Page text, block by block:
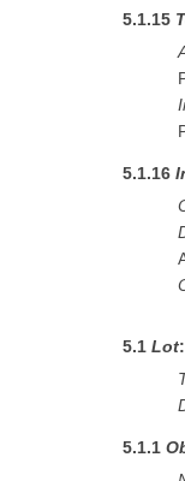
5.1.15
5.1.16
5.1Lot:
5.1.1